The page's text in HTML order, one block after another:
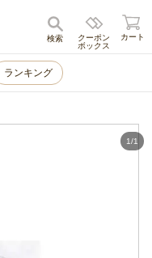
キャンセル
クーポン
ボックス
検索 カート
ランキング
1/1